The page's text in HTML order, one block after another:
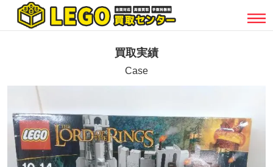
買取実績
Case